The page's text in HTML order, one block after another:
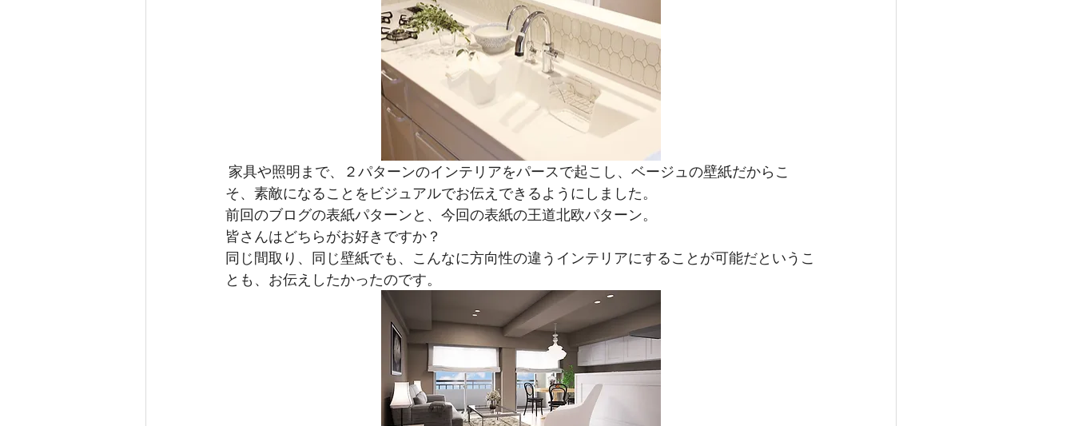
そ、素敵になることをビジュアルでお伝えできるようにしました。
前回のブログの表紙パターンと、今回の表紙の王道北欧パターン。
皆さんはどちらがお好きですか？
同じ間取り、同じ壁紙でも、こんなに方向性の違うインテリアにすることが可能だというこ
とも、お伝えしたかったのです。